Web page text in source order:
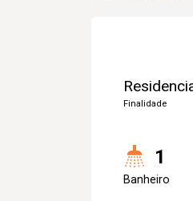
Finalidade
1
Banheiro